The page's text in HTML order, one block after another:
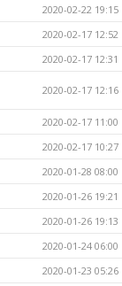
2020-02-22 19:15
2020-02-17 12:52
2020-02-17 12:31
2020-02-17 12:16
2020-02-17 11:00
2020-02-17 10:27
2020-01-28 08:00
2020-01-26 19:21
2020-01-26 19:13
2020-01-24 06:00
2020-01-23 05:26